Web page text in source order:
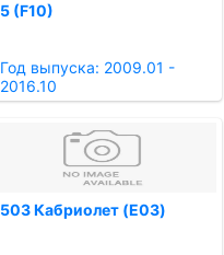
5 (F10)
Год выпуска: 2009.01 -
2016.10
503 Кабриолет (E03)